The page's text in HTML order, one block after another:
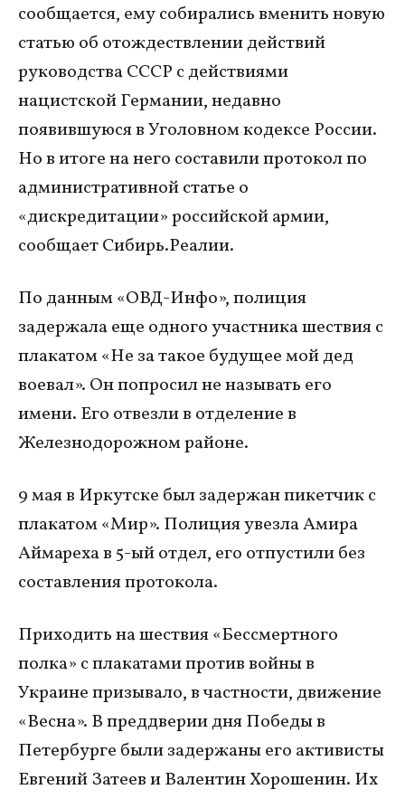
сообщается, ему собирались вменить новую
статью об отождествлении действий
руководства СССР с действиями
нацистской Германии, недавно
появившуюся в Уголовном кодексе России.
Но в итоге на него составили протокол по
административной статье о
«дискредитации» российской армии,
сообщает Сибирь.Реалии.
По данным «ОВД-Инфо», полиция
задержала еще одного участника шествия с
плакатом «Не за такое будущее мой дед
воевал». Он попросил не называть его
имени. Его отвезли в отделение в
Железнодорожном районе.
9 мая в Иркутске был задержан пикетчик с
плакатом «Мир». Полиция увезла Амира
Аймареха в 5-ый отдел, его отпустили без
составления протокола.
Приходить на шествия «Бессмертного
полка» с плакатами против войны в
Украине призывало, в частности, движение
«Весна». В преддверии дня Победы в
Петербурге были задержаны его активисты
Евгений Затеев и Валентин Хорошенин. Их